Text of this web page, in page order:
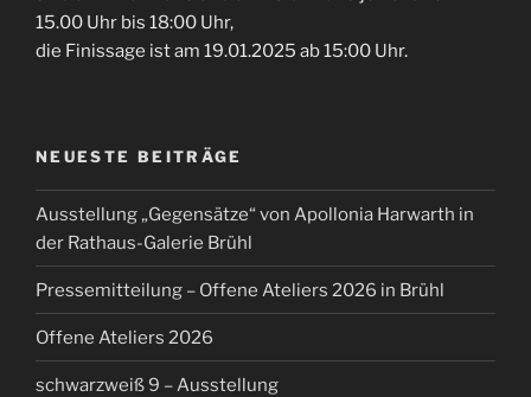
15.00 Uhr bis 18:00 Uhr,
die Finissage ist am 19.01.2025 ab 15:00 Uhr.
NEUESTE BEITRÄGE
Ausstellung „Gegensätze“ von Apollonia Harwarth in
der Rathaus-Galerie Brühl
Pressemitteilung – Offene Ateliers 2026 in Brühl
Offene Ateliers 2026
schwarzweiß 9 – Ausstellung